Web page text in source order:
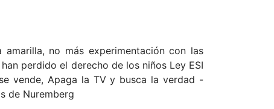
no más experimentación con las
perdido el derecho de los niños Ley ESI
vende, Apaga la TV y busca la verdad -
de Nuremberg